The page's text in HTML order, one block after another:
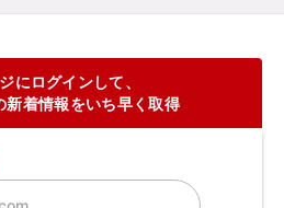
にログインして、
新着情報をいち早く取得